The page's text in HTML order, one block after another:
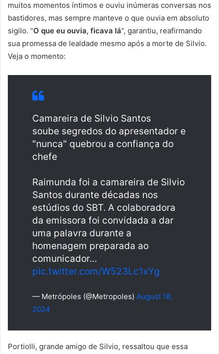
muitos momentos íntimos e ouviu inúmeras conversas nos
bastidores, mas sempre manteve o que ouvia em absoluto
sigilo. “O que eu ouvia, ficava lá“, garantiu, reafirmando
sua promessa de lealdade mesmo após a morte de Silvio.
Veja o momento:
Camareira de Silvio Santos
soube segredos do apresentador e
"nunca" quebrou a confiança do
chefe
Raimunda foi a camareira de Silvio
Santos durante décadas nos
estúdios do SBT. A colaboradora
da emissora foi convidada a dar
uma palavra durante a
homenagem preparada ao
comunicador…
pic.twitter.com/W523Lc1xYg
— Metrópoles (@Metropoles) August 18,
2024
Portiolli, grande amigo de Silvio, ressaltou que essa